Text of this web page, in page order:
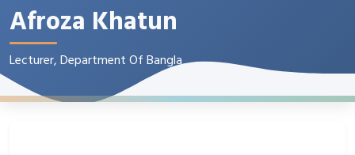
Afroza Khatun
Lecturer, Department Of Bangla